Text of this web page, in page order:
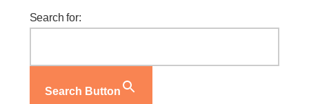
Search for:
Search Button